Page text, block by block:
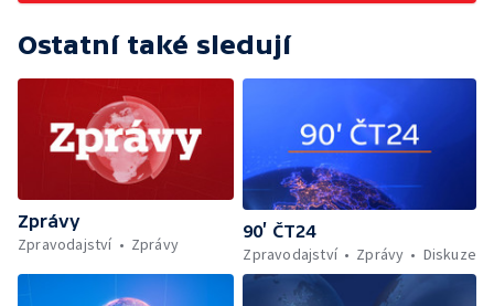
Ostatní také sledují
Zprávy
Zpravodajství
Zprávy
90’ ČT24
Zpravodajství
Zprávy Diskuze